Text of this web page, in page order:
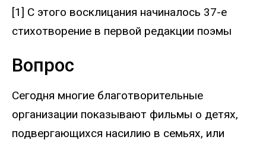
[1] С этого восклицания начиналось 37-е
стихотворение в первой редакции поэмы
Вопрос
Сегодня многие благотворительные
организации показывают фильмы о детях,
подвергающихся насилию в семьях, или